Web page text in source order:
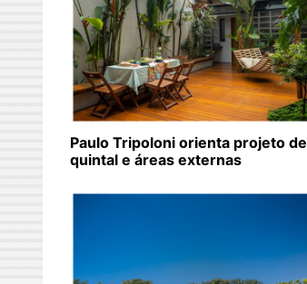
Paulo Tripoloni orienta projeto de
quintal e áreas externas